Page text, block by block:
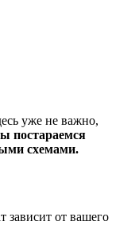
уже не важно,
постараемся
схемами.
зависит от вашего